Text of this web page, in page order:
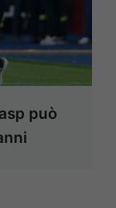
può